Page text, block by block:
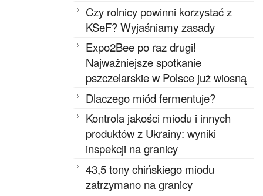
Czy rolnicy powinni korzystać z
KSeF? Wyjaśniamy zasady
Expo2Bee po raz drugi!
Najważniejsze spotkanie
pszczelarskie w Polsce już wiosną
Dlaczego miód fermentuje?
Kontrola jakości miodu i innych
produktów z Ukrainy: wyniki
inspekcji na granicy
43,5 tony chińskiego miodu
zatrzymano na granicy